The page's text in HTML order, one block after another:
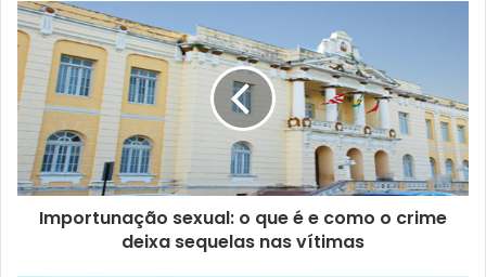
s
e
e
n
d
r
e
Importunação sexual: o que é e como o crime
deixa sequelas nas vítimas